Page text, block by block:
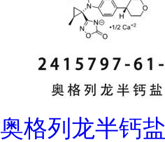
奥格列龙半钙盐